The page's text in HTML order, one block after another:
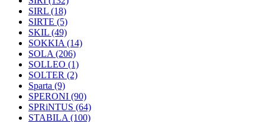
SIRL (18)
SIRTE (5)
SKIL (49)
SOKKIA (14)
SOLA (206)
SOLLEO (1)
SOLTER (2)
Sparta (9)
SPERONI (90)
SPRiNTUS (64)
STABILA (100)